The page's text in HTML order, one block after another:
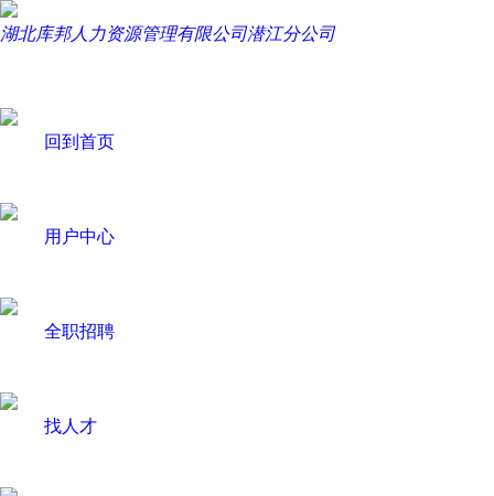
湖北库邦人力资源管理有限公司潜江分公司
回到首页
用户中心
全职招聘
找人才